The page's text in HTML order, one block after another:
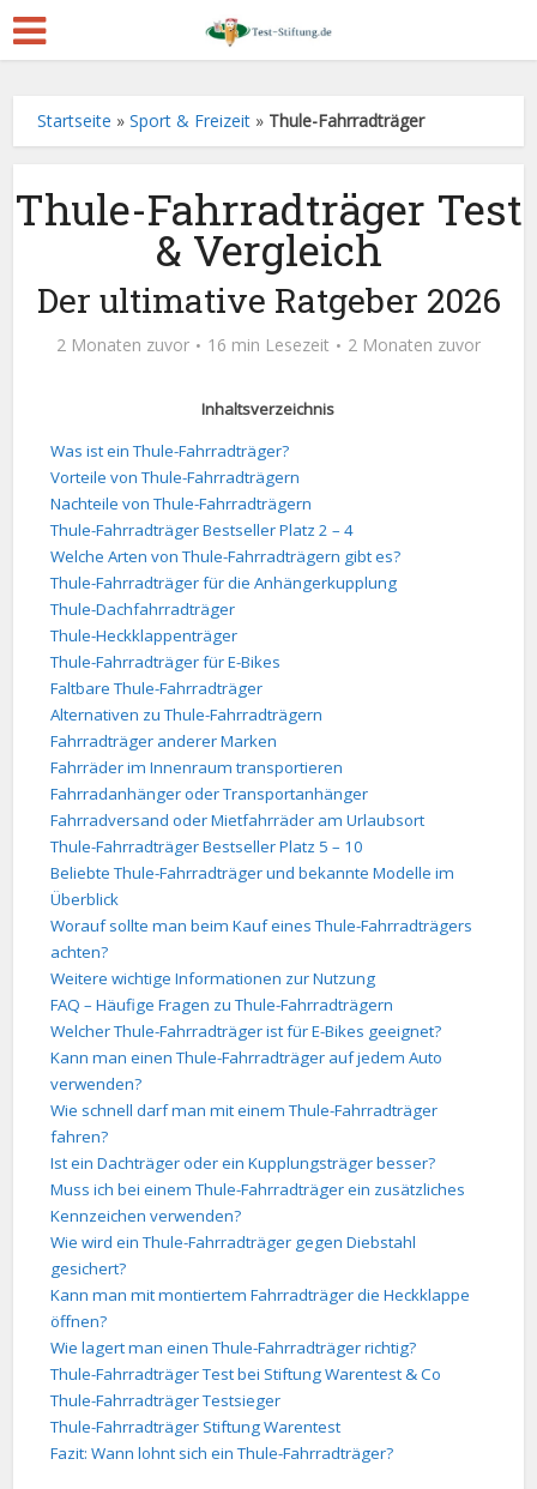
Startseite »Sport & Freizeit » Thule-Fahrradträger
Thule-Fahrradträger Test
& Vergleich
Der ultimative Ratgeber 2026
2 Monaten zuvor 16 min Lesezeit 2 Monaten zuvor
Inhaltsverzeichnis
Was ist ein Thule-Fahrradträger?
Vorteile von Thule-Fahrradträgern
Nachteile von Thule-Fahrradträgern
Thule-Fahrradträger Bestseller Platz 2 – 4
Welche Arten von Thule-Fahrradträgern gibt es?
Thule-Fahrradträger für die Anhängerkupplung
Thule-Dachfahrradträger
Thule-Heckklappenträger
Thule-Fahrradträger für E-Bikes
Faltbare Thule-Fahrradträger
Alternativen zu Thule-Fahrradträgern
Fahrradträger anderer Marken
Fahrräder im Innenraum transportieren
Fahrradanhänger oder Transportanhänger
Fahrradversand oder Mietfahrräder am Urlaubsort
Thule-Fahrradträger Bestseller Platz 5 – 10
Beliebte Thule-Fahrradträger und bekannte Modelle im
Überblick
Worauf sollte man beim Kauf eines Thule-Fahrradträgers
achten?
Weitere wichtige Informationen zur Nutzung
FAQ – Häufige Fragen zu Thule-Fahrradträgern
Welcher Thule-Fahrradträger ist für E-Bikes geeignet?
Kann man einen Thule-Fahrradträger auf jedem Auto
verwenden?
Wie schnell darf man mit einem Thule-Fahrradträger
fahren?
Ist ein Dachträger oder ein Kupplungsträger besser?
Muss ich bei einem Thule-Fahrradträger ein zusätzliches
Kennzeichen verwenden?
Wie wird ein Thule-Fahrradträger gegen Diebstahl
gesichert?
Kann man mit montiertem Fahrradträger die Heckklappe
öffnen?
Wie lagert man einen Thule-Fahrradträger richtig?
Thule-Fahrradträger Test bei Stiftung Warentest & Co
Thule-Fahrradträger Testsieger
Thule-Fahrradträger Stiftung Warentest
Fazit: Wann lohnt sich ein Thule-Fahrradträger?